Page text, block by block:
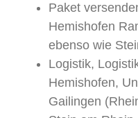
Paket
Hemishofen
ebenso wie
Logistik,
Hemishofen,
Gailingen